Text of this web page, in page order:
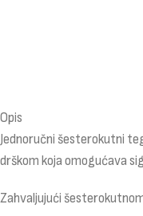
Opis
Jednoručni šesterokutni
drškom koja omogućava
Zahvaljujući